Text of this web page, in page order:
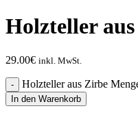
Holzteller
29.00€ inkl. MwSt.
Holzteller aus Zirbe
In den Warenkorb